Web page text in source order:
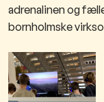
adrenalinen og
bornholmske